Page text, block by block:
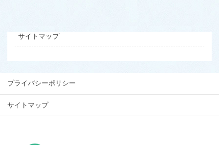
サイトマップ
プライバシーポリシー
サイトマップ